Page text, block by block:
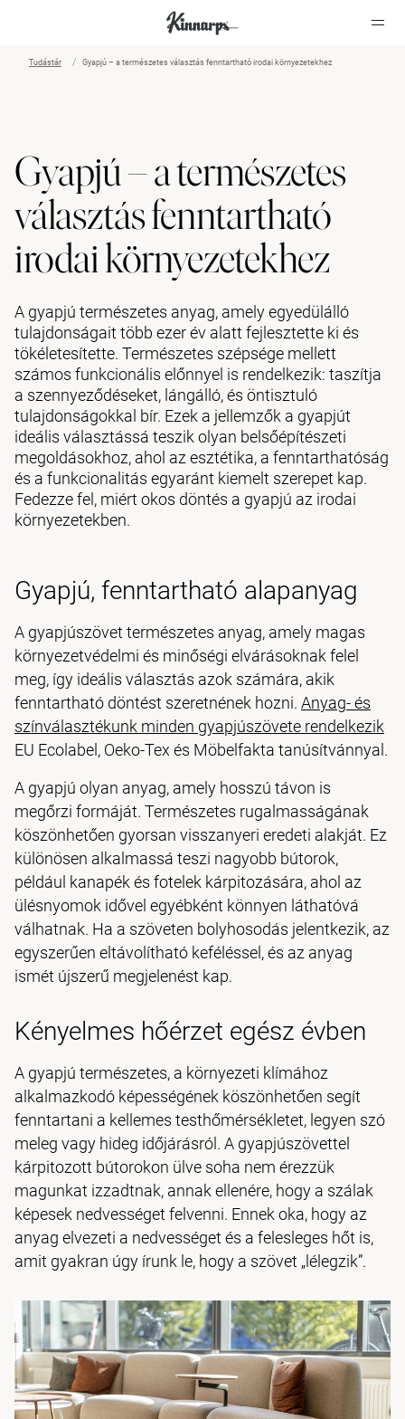
Tudástár Gyapjú – a természetes választás fenntartható irodai környezetekhez
Gyapjú – a természetes
választás fenntartható
irodai környezetekhez
A gyapjú természetes anyag, amely egyedülálló
tulajdonságait több ezer év alatt fejlesztette ki és
tökéletesítette. Természetes szépsége mellett
számos funkcionális előnnyel is rendelkezik: taszítja
a szennyeződéseket, lángálló, és öntisztuló
tulajdonságokkal bír. Ezek a jellemzők a gyapjút
ideális választássá teszik olyan belsőépítészeti
megoldásokhoz, ahol az esztétika, a fenntarthatóság
és a funkcionalitás egyaránt kiemelt szerepet kap.
Fedezze fel, miért okos döntés a gyapjú az irodai
környezetekben.
Gyapjú, fenntartható alapanyag
A gyapjúszövet természetes anyag, amely magas
környezetvédelmi és minőségi elvárásoknak felel
meg, így ideális választás azok számára, akik
fenntartható döntést szeretnének hozni. Anyag- és
színválasztékunk minden gyapjúszövete rendelkezik
EU Ecolabel, Oeko-Tex és Möbelfakta tanúsítvánnyal.
A gyapjú olyan anyag, amely hosszú távon is
megőrzi formáját. Természetes rugalmasságának
köszönhetően gyorsan visszanyeri eredeti alakját. Ez
különösen alkalmassá teszi nagyobb bútorok,
például kanapék és fotelek kárpitozására, ahol az
ülésnyomok idővel egyébként könnyen láthatóvá
válhatnak. Ha a szöveten bolyhosodás jelentkezik, az
egyszerűen eltávolítható keféléssel, és az anyag
ismét újszerű megjelenést kap.
Kényelmes hőérzet egész évben
A gyapjú természetes, a környezeti klímához
alkalmazkodó képességének köszönhetően segít
fenntartani a kellemes testhőmérsékletet, legyen szó
meleg vagy hideg időjárásról. A gyapjúszövettel
kárpitozott bútorokon ülve soha nem érezzük
magunkat izzadtnak, annak ellenére, hogy a szálak
képesek nedvességet felvenni. Ennek oka, hogy az
anyag elvezeti a nedvességet és a felesleges hőt is,
amit gyakran úgy írunk le, hogy a szövet „lélegzik”.